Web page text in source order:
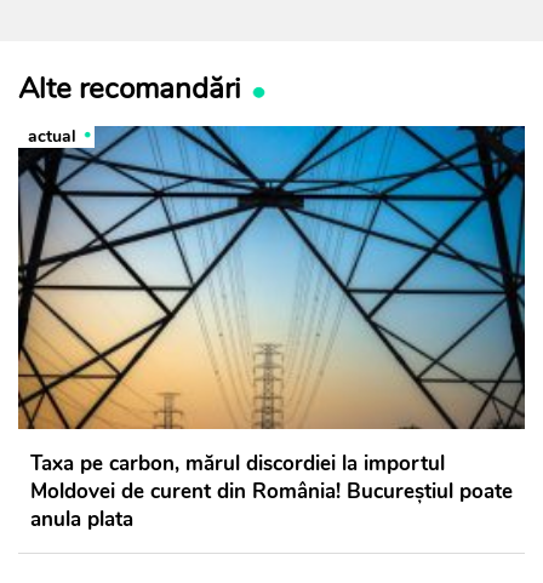
Alte recomandări
actual
Taxa pe carbon, mărul discordiei la importul
Moldovei de curent din România! Bucureștiul poate
anula plata